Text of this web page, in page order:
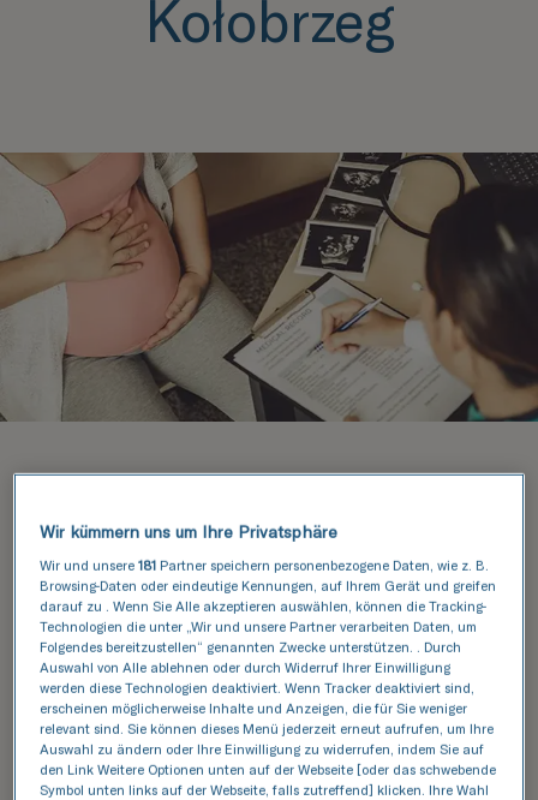
Kołobrzeg
I.Ziele des Programms:
Ziel des Programms ist es, Paaren, die mit dem
Problem der Unfruchtbarkeit zu kämpfen haben,
finanzielle Unterstützung zu gewähren. Nach
positiver Prüfung erhält das Paar eine
Kofinanzierung für das In-vitro-Verfahren in
Höhe von bis zu 5.000,00 PLN und kann eine
individualisierte In-vitro-Fertilisation (In-vitro-
oder intrazytoplasmatische Spermieninjektion)
unter Verwendung der eigenen Keimzellen in
Wir kümmern uns um Ihre Privatsphäre
Wir und unsere181 Partner speichern personenbezogene Daten, wie z. B.
Browsing-Daten oder eindeutige Kennungen, auf Ihrem Gerät und greifen
darauf zu . Wenn Sie Alle akzeptieren auswählen, können die Tracking-
Technologien die unter „Wir und unsere Partner verarbeiten Daten, um
Folgendes bereitzustellen“ genannten Zwecke unterstützen. . Durch
Auswahl von Alle ablehnen oder durch Widerruf Ihrer Einwilligung
werden diese Technologien deaktiviert. Wenn Tracker deaktiviert sind,
erscheinen möglicherweise Inhalte und Anzeigen, die für Sie weniger
relevant sind. Sie können dieses Menü jederzeit erneut aufrufen, um Ihre
Auswahl zu ändern oder Ihre Einwilligung zu widerrufen, indem Sie auf
den Link Weitere Optionen unten auf der Webseite [oder das schwebende
Symbol unten links auf der Webseite, falls zutreffend] klicken. Ihre Wahl